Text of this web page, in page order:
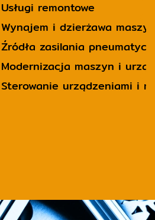
Usługi remontowe
Wynajem i dzierżawa maszyn
Źródła zasilania
Modernizacja maszyn i
Sterowanie urządzeniami i